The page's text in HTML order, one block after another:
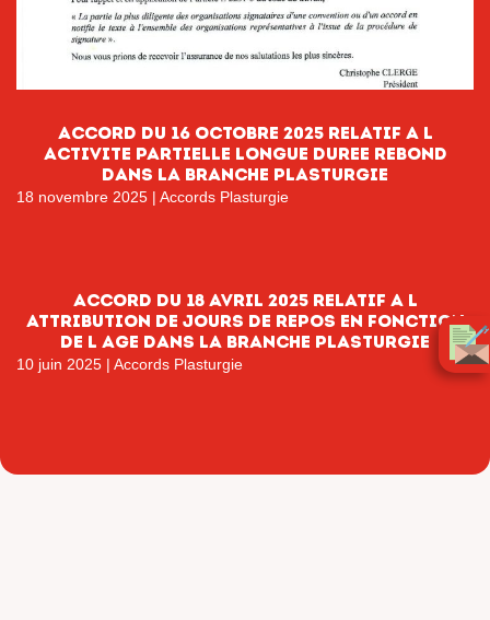
ACCORD DU 16 OCTOBRE 2025 RELATIF A L
ACTIVITE PARTIELLE LONGUE DUREE REBOND
DANS LA BRANCHE PLASTURGIE
18 novembre 2025 | Accords Plasturgie
ACCORD DU 18 AVRIL 2025 RELATIF A L
ATTRIBUTION DE JOURS DE REPOS EN FONCTION
DE L AGE DANS LA BRANCHE PLASTURGIE
10 juin 2025 | Accords Plasturgie